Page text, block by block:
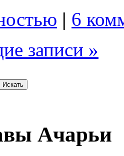
| 6
записи »
Ачарьи